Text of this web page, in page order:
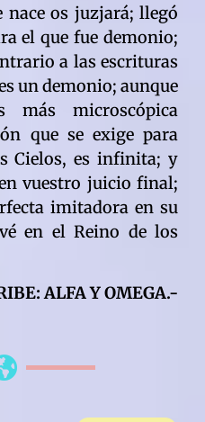
nace os juzjará; llegó
el que fue demonio;
a las escrituras
un demonio; aunque
microscópica
que se exige para
Cielos, es infinita; y
vuestro juicio final;
imitadora en su
en el Reino de los
ALFA Y OMEGA.-